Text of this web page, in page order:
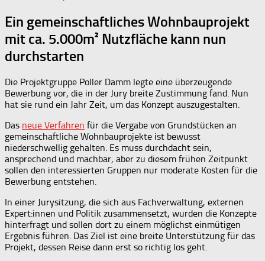
Ein gemeinschaftliches Wohnbauprojekt
mit ca. 5.000m² Nutzfläche kann nun
durchstarten
Die Projektgruppe Poller Damm legte eine überzeugende
Bewerbung vor, die in der Jury breite Zustimmung fand. Nun
hat sie rund ein Jahr Zeit, um das Konzept auszugestalten.
Das neue Verfahren für die Vergabe von Grundstücken an
gemeinschaftliche Wohnbauprojekte ist bewusst
niederschwellig gehalten. Es muss durchdacht sein,
ansprechend und machbar, aber zu diesem frühen Zeitpunkt
sollen den interessierten Gruppen nur moderate Kosten für die
Bewerbung entstehen.
In einer Jurysitzung, die sich aus Fachverwaltung, externen
Expert:innen und Politik zusammensetzt, wurden die Konzepte
hinterfragt und sollen dort zu einem möglichst einmütigen
Ergebnis führen. Das Ziel ist eine breite Unterstützung für das
Projekt, dessen Reise dann erst so richtig los geht.